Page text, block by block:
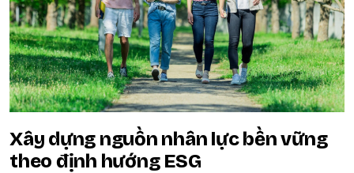
Xây dựng nguồn nhân lực bền vững
theo định hướng ESG